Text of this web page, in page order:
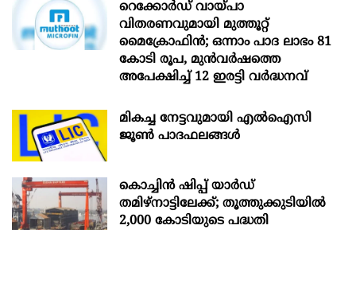
റെക്കോർഡ് വായ്പാ
വിതരണവുമായി മുത്തൂറ്റ്
മൈക്രോഫിൻ; ഒന്നാം പാദ ലാഭം 81
കോടി രൂപ, മുൻവർഷത്തെ
അപേക്ഷിച്ച് 12 ഇരട്ടി വർദ്ധനവ്
മികച്ച നേട്ടവുമായി എൽഐസി
ജൂൺ പാദഫലങ്ങൾ
കൊച്ചിന്‍ ഷിപ്പ് യാർഡ്
തമിഴ്നാട്ടിലേക്ക്; തൂത്തുക്കുടിയിൽ
2,000 കോടിയുടെ പദ്ധതി